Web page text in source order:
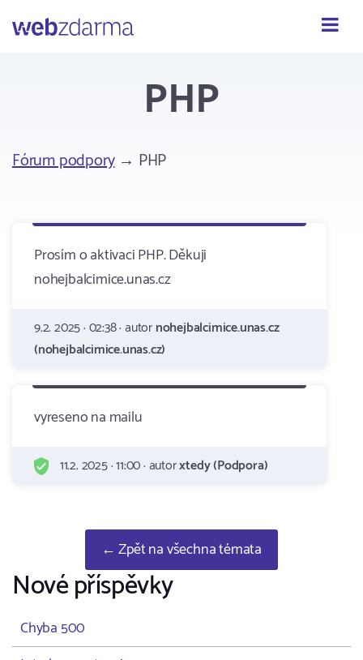
Webzdarma
PHP
Fórum podpory→ PHP
Prosím o aktivaci PHP. Děkuji
nohejbalcimice.unas.cz
9.2. 2025 · 02:38 · autornohejbalcimice.unas.cz
(nohejbalcimice.unas.cz)
vyreseno na mailu
11.2. 2025 · 11:00 · autorxtedy (Podpora)
← Zpět na všechna témata
Nové příspěvky
Chyba 500